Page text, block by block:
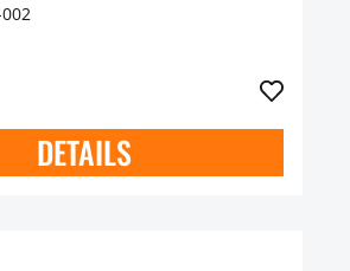
DETAILS